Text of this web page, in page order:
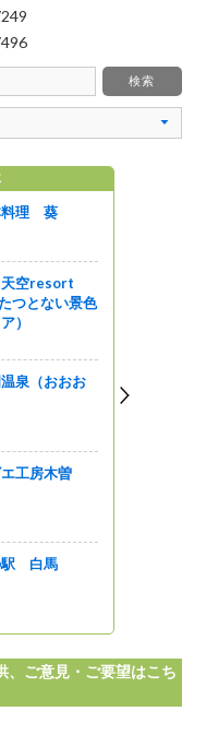
料理 葵
天空resort
つとない景色
）
温泉（おおお
エ工房木曽
駅 白馬
、ご意見・ご要望はこち